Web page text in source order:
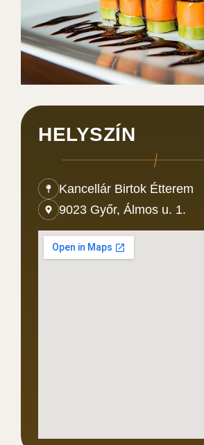
HELYSZÍN
Kancellár Birtok Étterem
9023 Győr, Álmos u. 1.